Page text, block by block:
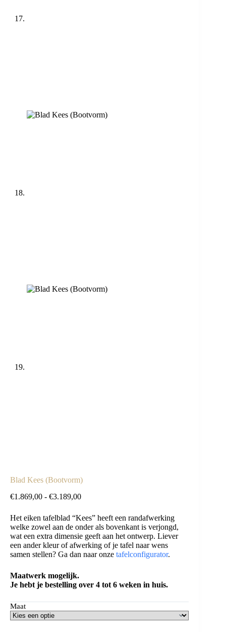
Blad Kees (Bootvorm)
€1.869,00 - €3.189,00Prijsklasse:
tot
€3.189,00
Het eiken tafelblad “Kees” heeft een randafwerking
welke zowel aan de onder als bovenkant is verjongd,
wat een extra dimensie geeft aan het ontwerp. Liever
een ander kleur of afwerking of je tafel naar wens
samen stellen? Ga dan naar onze tafelconfigurator.
Maatwerk mogelijk.
Je hebt je bestelling over 4 tot 6 weken in huis.
Maat